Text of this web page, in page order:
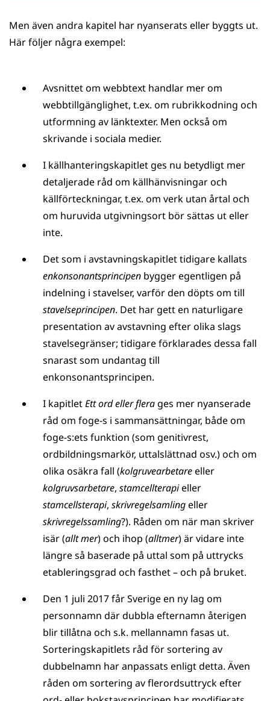
Men även andra kapitel har nyanserats eller byggts ut.
Här följer några exempel:
Avsnittet om webbtext handlar mer om
webbtillgänglighet, t.ex. om rubrikkodning och
utformning av länktexter. Men också om
skrivande i sociala medier.
I källhanteringskapitlet ges nu betydligt mer
detaljerade råd om källhänvisningar och
källförteckningar, t.ex. om verk utan årtal och
om huruvida utgivningsort bör sättas ut eller
inte.
Det som i avstavningskapitlet tidigare kallats
enkonsonantsprincipen bygger egentligen på
indelning i stavelser, varför den döpts om till
stavelseprincipen. Det har gett en naturligare
presentation av avstavning efter olika slags
stavelsegränser; tidigare förklarades dessa fall
snarast som undantag till
enkonsonantsprincipen.
I kapitletEtt ord eller flera ges mer nyanserade
råd om foge-s i sammansättningar, både om
foge-s:ets funktion (som genitivrest,
ordbildningsmarkör, uttalslättnad osv.) och om
olika osäkra fall (kolgruvearbetareeller
kolgruvsarbetare, stamcellterapieller
stamcellsterapi, skrivregelsamlingeller
skrivregelssamling?). Råden om när man skriver
isär (allt mer) och ihop (alltmer) är vidare inte
längre så baserade på uttal som på uttrycks
etableringsgrad och fasthet – och på bruket.
Den 1 juli 2017 får Sverige en ny lag om
personnamn där dubbla efternamn återigen
blir tillåtna och s.k. mellannamn fasas ut.
Sorteringskapitlets råd för sortering av
dubbelnamn har anpassats enligt detta. Även
råden om sortering av flerordsuttryck efter